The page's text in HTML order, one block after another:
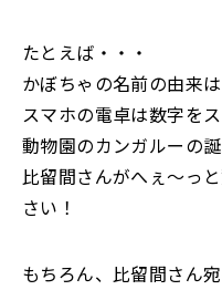
たとえば・・・
かぼちゃの名前の由来
スマホの電卓は数字を
動物園のカンガルーの
比留間さんがへぇ～っ
さい！
もちろん、比留間さん